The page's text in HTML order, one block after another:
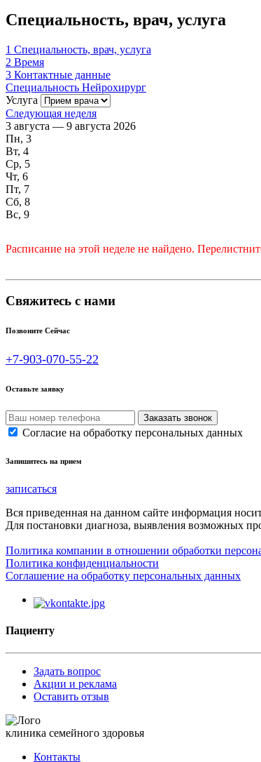
Специальность, врач, услуга
1 Специальность, врач, услуга
2 Время
3 Контактные данные
Специальность Нейрохирург
Услуга
Следующая неделя
3 августа — 9 августа 2026
Пн, 3
Вт, 4
Ср, 5
Чт, 6
Пт, 7
Сб, 8
Вс, 9
Расписание на этой неделе не найдено.
Свяжитесь с нами
Позвоните Сейчас
+7-903-070-55-22
Оставьте заявку
Согласие на обработку персональных данных
Запишитесь на прием
записаться
Вся приведенная на данном сайте информация
Для постановки диагноза, выявления возможных
Политика компании в отношении обработки
Политика конфиденциальности
Соглашение на обработку персональных данных
Пациенту
Задать вопрос
Акции и реклама
Оставить отзыв
клиника семейного здоровья
Контакты